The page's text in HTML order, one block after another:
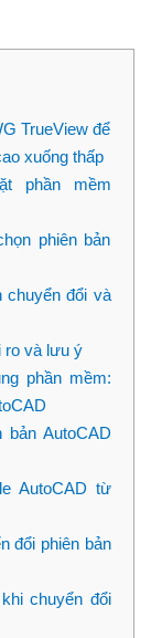
TrueView để
xuống thấp
phần mềm
phiên bản
chuyển đổi và
ro và lưu ý
phần mềm:
bản AutoCAD
AutoCAD từ
đổi phiên bản
chuyển đổi